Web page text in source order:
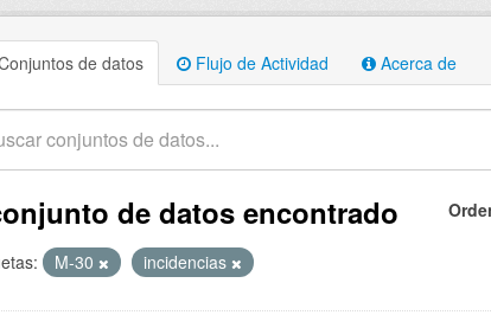
de datos Flujo de Actividad Acerca de
de datos encontrado
M-30 incidencias